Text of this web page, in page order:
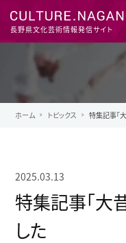
長野県文化芸術情報発信サイト
ホーム トピックス 特集記事「
2025.03.13
特集記事「大
した